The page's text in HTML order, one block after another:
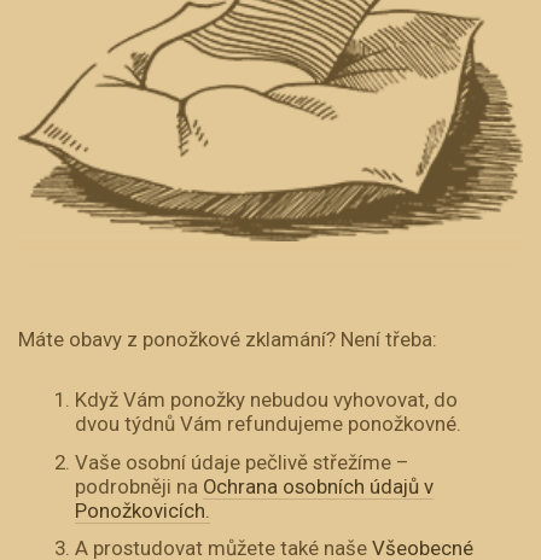
Máte obavy z ponožkové zklamání? Není třeba:
Když Vám ponožky nebudou vyhovovat, do
dvou týdnů Vám refundujeme ponožkovné.
Vaše osobní údaje pečlivě střežíme –
podrobněji na Ochrana osobních údajů v
Ponožkovicích.
A prostudovat můžete také naše Všeobecné